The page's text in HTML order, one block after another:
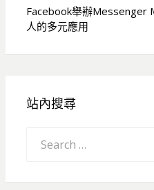
Facebook舉辦Messenger
人的多元應用
站內搜尋
for: